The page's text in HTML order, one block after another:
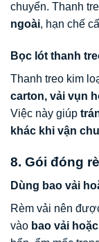
chuyển. Thanh
ngoài, hạn chế
Bọc lót thanh
Thanh treo kim
carton, vải vụn
Việc này giúp
khác khi vận
8. Gói đóng
Dùng bao vải
Rèm vải nên
vào bao vải